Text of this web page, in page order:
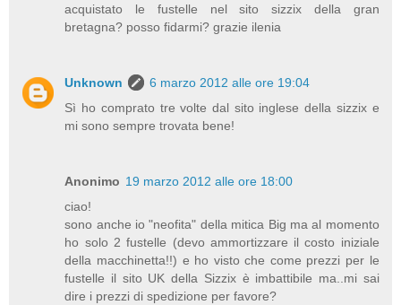
acquistato le fustelle nel sito sizzix della gran
bretagna? posso fidarmi? grazie ilenia
Unknown
6 marzo 2012 alle ore 19:04
Sì ho comprato tre volte dal sito inglese della sizzix e
mi sono sempre trovata bene!
Anonimo 19 marzo 2012 alle ore 18:00
ciao!
sono anche io "neofita" della mitica Big ma al momento
ho solo 2 fustelle (devo ammortizzare il costo iniziale
della macchinetta!!) e ho visto che come prezzi per le
fustelle il sito UK della Sizzix è imbattibile ma..mi sai
dire i prezzi di spedizione per favore?